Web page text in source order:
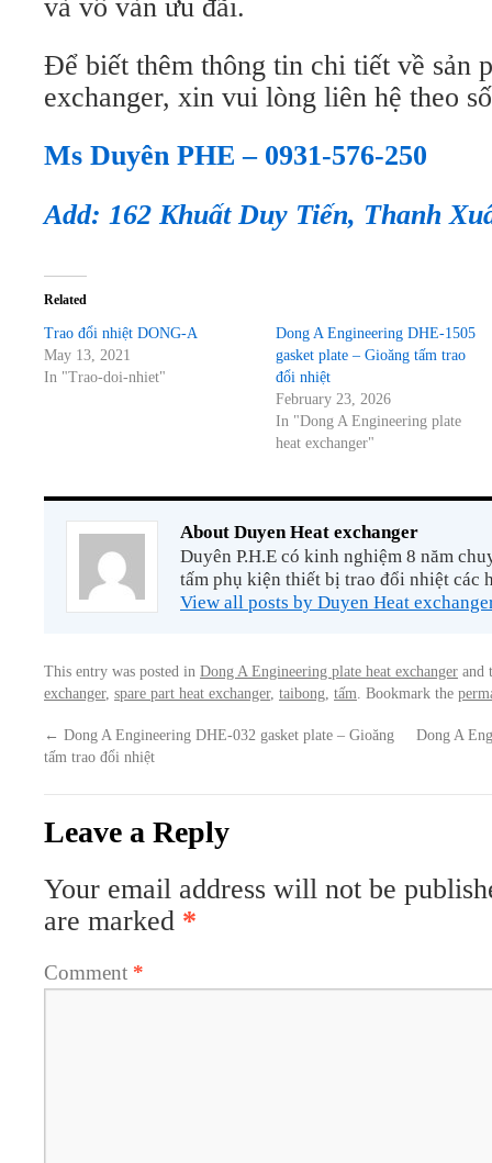
và vô vàn ưu đãi.
Để biết thêm thông tin chi tiết về sản
exchanger, xin vui lòng liên hệ theo
Ms Duyên PHE – 0931-576-250
Add: 162 Khuất Duy Tiến, Thanh
Related
Trao đổi nhiệt DONG-A
May 13, 2021
In "Trao-doi-nhiet"
Dong A Engineering DHE-1505
gasket plate – Gioăng tấm trao
đổi nhiệt
February 23, 2026
In "Dong A Engineering plate
heat exchanger"
About Duyen Heat exchanger
Duyên P.H.E có kinh nghiệm 8 năm
tấm phụ kiện thiết bị trao đổi nhiệt các
View all posts by Duyen Heat
This entry was posted in Dong A Engineering plate heat exchanger and
exchanger, spare part heat exchanger, taibong, tấm. Bookmark the
← Dong A Engineering DHE-032 gasket plate – Gioăng
tấm trao đổi nhiệt
Dong A
Leave a Reply
Your email address will not be
are marked *
Comment *